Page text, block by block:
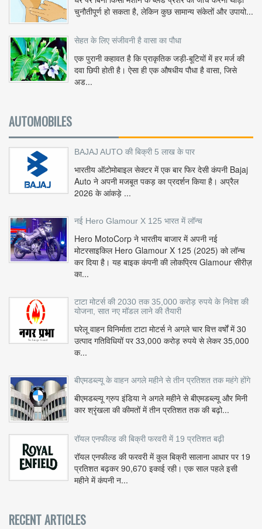
चुनौतीपूर्ण हो सकता है, लेकिन कुछ सामान्य संकेतों और उपायो...
सेहत के लिए संजीवनी है वासा का पौधा
एक पुरानी कहावत है कि प्राकृतिक जड़ी-बूटियों में हर मर्ज की
दवा छिपी होती है। ऐसा ही एक औषधीय पौधा है वासा, जिसे
अड...
AUTOMOBILES
BAJAJ AUTO की बिक्री 5 लाख के पार
भारतीय ऑटोमोबाइल सेक्टर में एक बार फिर देसी कंपनी Bajaj
Auto ने अपनी मजबूत पकड़ का प्रदर्शन किया है। अप्रैल
2026 के आंकड़े ...
नई Hero Glamour X 125 भारत में लॉन्च
Hero MotoCorp ने भारतीय बाजार में अपनी नई
मोटरसाइकिल Hero Glamour X 125 (2025) को लॉन्च
कर दिया है। यह बाइक कंपनी की लोकप्रिय Glamour सीरीज़
का...
टाटा मोटर्स की 2030 तक 35,000 करोड़ रुपये के निवेश की
योजना, सात नए मॉडल लाने की तैयारी
घरेलू वाहन विनिर्माता टाटा मोटर्स ने अगले चार वित्त वर्षों में 30
उत्पाद गतिविधियों पर 33,000 करोड़ रुपये से लेकर 35,000
क...
बीएमडब्ल्यू के वाहन अगले महीने से तीन प्रतिशत तक महंगे होंगे
बीएमडब्ल्यू ग्रुप इंडिया ने अगले महीने से बीएमडब्ल्यू और मिनी
कार श्रृंखला की कीमतों में तीन प्रतिशत तक की बढ़ो...
रॉयल एनफील्ड की बिक्री फरवरी में 19 प्रतिशत बढ़ी
रॉयल एनफील्ड की फरवरी में कुल बिक्री सालाना आधार पर 19
प्रतिशत बढ़कर 90,670 इकाई रही। एक साल पहले इसी
महीने में कंपनी न...
RECENT ARTICLES